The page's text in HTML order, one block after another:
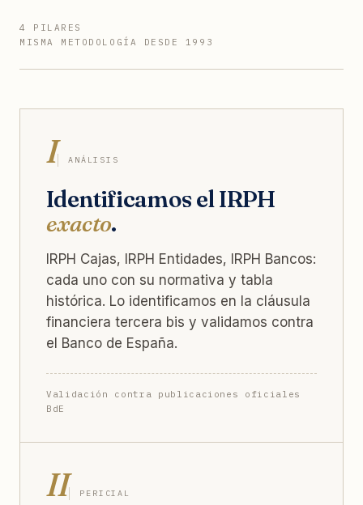
4 PILARES
MISMA METODOLOGÍA DESDE 1993
I ANÁLISIS
Identificamos el IRPH
exacto.
IRPH Cajas, IRPH Entidades, IRPH Bancos:
cada uno con su normativa y tabla
histórica. Lo identificamos en la cláusula
financiera tercera bis y validamos contra
el Banco de España.
Validación contra publicaciones oficiales
BdE
II PERICIAL